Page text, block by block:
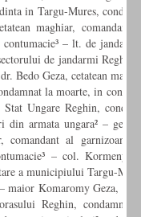
in Targu-Mures,
maghiar, comandant
– lt. de
de jandarmi Reghin,
Bedo Geza, cetatean
la moarte, in
Ungare Reghin,
armata ungara² –
comandant al garnizoanei
– col. Kormeny
a municipiului Targu-
maior Komaromy Geza,
Reghin,